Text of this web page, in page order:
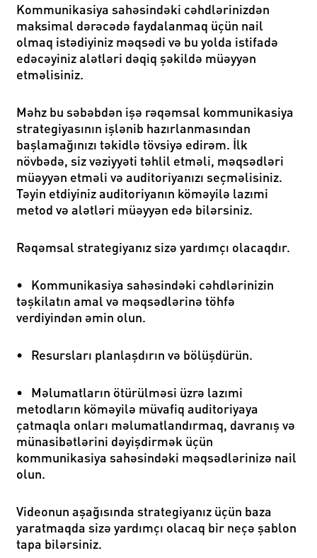
Kommunikasiya sahəsindəki cəhdlərinizdən
maksimal dərəcədə faydalanmaq üçün nail
olmaq istədiyiniz məqsədi və bu yolda istifadə
edəcəyiniz alətləri dəqiq şəkildə müəyyən
etməlisiniz.
Məhz bu səbəbdən işə rəqəmsal kommunikasiya
strategiyasının işlənib hazırlanmasından
başlamağınızı təkidlə tövsiyə edirəm. İlk
növbədə, siz vəziyyəti təhlil etməli, məqsədləri
müəyyən etməli və auditoriyanızı seçməlisiniz.
Təyin etdiyiniz auditoriyanın köməyilə lazımi
metod və alətləri müəyyən edə bilərsiniz.
Rəqəmsal strategiyanız sizə yardımçı olacaqdır.
• Kommunikasiya sahəsindəki cəhdlərinizin
təşkilatın amal və məqsədlərinə töhfə
verdiyindən əmin olun.
• Resursları planlaşdırın və bölüşdürün.
• Məlumatların ötürülməsi üzrə lazımi
metodların köməyilə müvafiq auditoriyaya
çatmaqla onları məlumatlandırmaq, davranış və
münasibətlərini dəyişdirmək üçün
kommunikasiya sahəsindəki məqsədlərinizə nail
olun.
Videonun aşağısında strategiyanız üçün baza
yaratmaqda sizə yardımçı olacaq bir neçə şablon
tapa bilərsiniz.